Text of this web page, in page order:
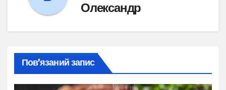
Олександр
Пов’язаний запис